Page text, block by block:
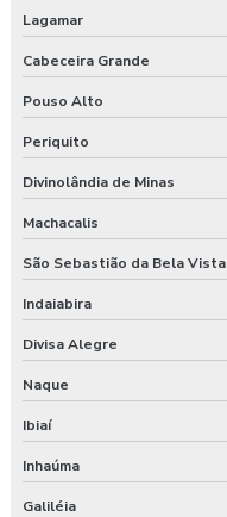
Lagamar
Cabeceira Grande
Pouso Alto
Periquito
Divinolândia de Minas
Machacalis
São Sebastião da Bela Vista
Indaiabira
Divisa Alegre
Naque
Ibiaí
Inhaúma
Galiléia